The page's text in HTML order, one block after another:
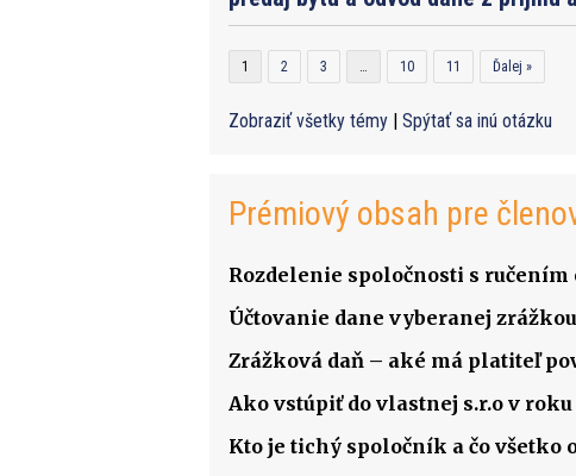
1 2 3 … 10 11 Ďalej »
Zobraziť všetky témy Spýtať sa inú otázku
Prémiový obsah pre
Rozdelenie spoločnosti s
Účtovanie dane vyberanej
Zrážková daň – aké má platiteľ
Ako vstúpiť do vlastnej s.r.o v
Kto je tichý spoločník a čo všetko